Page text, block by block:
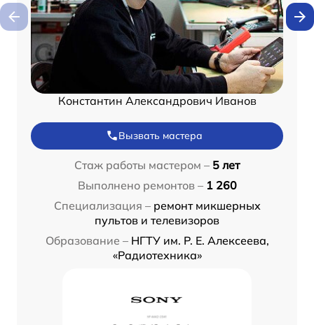
Константин Александрович Иванов
Вызвать мастера
Стаж работы мастером – 5 лет
Выполнено ремонтов – 1 260
Специализация – ремонт микшерных
пультов и телевизоров
Образование – НГТУ им. Р. Е. Алексеева,
«Радиотехника»